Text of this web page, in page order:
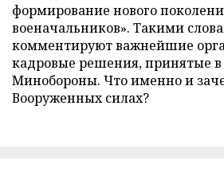
формирование нового
военачальников». Такими
комментируют важнейшие
кадровые решения, принятые в
Минобороны. Что именно и
Вооруженных силах?